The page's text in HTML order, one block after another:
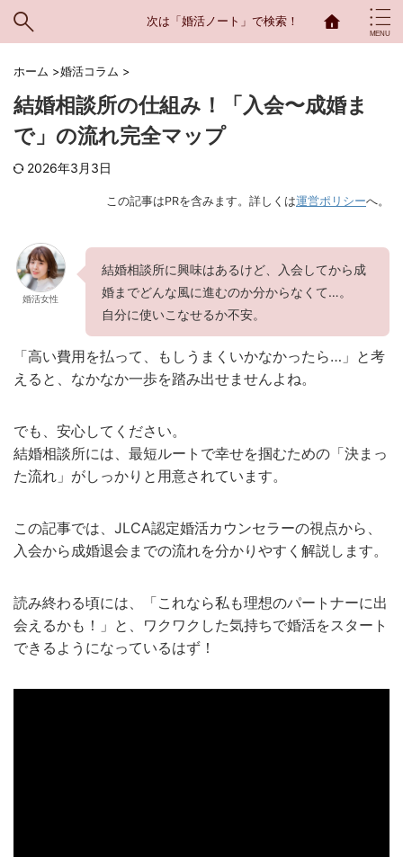
次は「婚活ノート」で検索！
ホーム >婚活コラム >
結婚相談所の仕組み！「入会〜成婚ま
で」の流れ完全マップ
2026年3月3日
この記事はPRを含みます。詳しくは運営ポリシーへ。
婚活女性
結婚相談所に興味はあるけど、入会してから成
婚までどんな風に進むのか分からなくて…。
自分に使いこなせるか不安。
「高い費用を払って、もしうまくいかなかったら…」と考
えると、なかなか一歩を踏み出せませんよね。
でも、安心してください。
結婚相談所には、最短ルートで幸せを掴むための「決まっ
た流れ」がしっかりと用意されています。
この記事では、JLCA認定婚活カウンセラーの視点から、
入会から成婚退会までの流れを分かりやすく解説します。
読み終わる頃には、「これなら私も理想のパートナーに出
会えるかも！」と、ワクワクした気持ちで婚活をスタート
できるようになっているはず！